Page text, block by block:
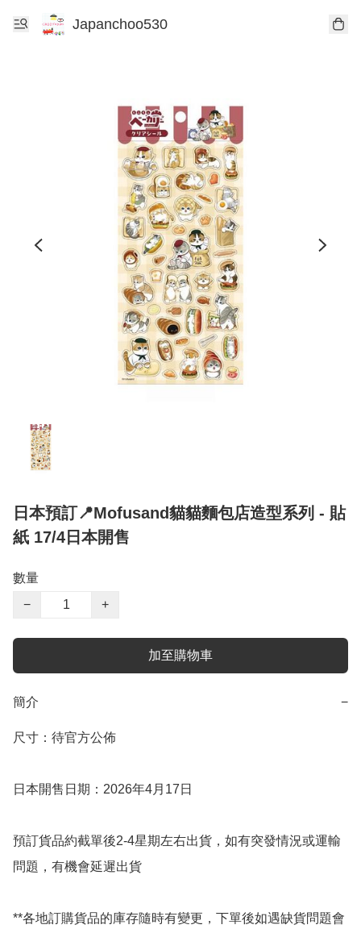
Japanchoo530
日本預訂📍Mofusand貓貓麵包店造型系列 - 貼
紙 17/4日本開售
數量
−
+
加至購物車
簡介 −
尺寸：待官方公佈
日本開售日期：2026年4月17日
預訂貨品約截單後2-4星期左右出貨，如有突發情況或運輸
問題，有機會延遲出貨
**各地訂購貨品的庫存隨時有變更，下單後如遇缺貨問題會